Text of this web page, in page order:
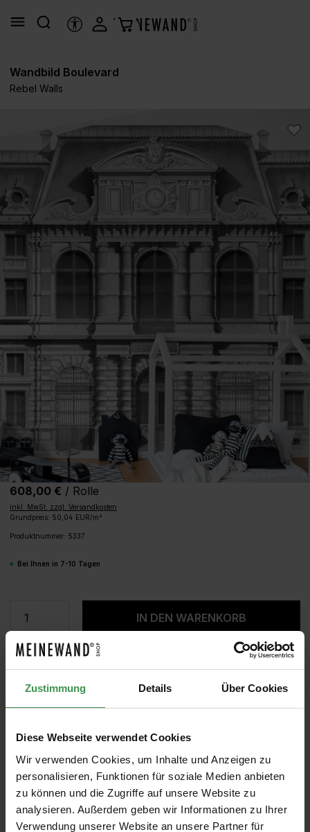
Zustimmung Details Über Cookies
Diese Webseite verwendet Cookies
Wir verwenden Cookies, um Inhalte und Anzeigen zu
personalisieren, Funktionen für soziale Medien anbieten
zu können und die Zugriffe auf unsere Website zu
analysieren. Außerdem geben wir Informationen zu Ihrer
Verwendung unserer Website an unsere Partner für
springen
HILFSTOOLS
Wandbild Boulevard
Rebel Walls
608,00 € / Rolle
inkl. MwSt. zzgl. Versandkosten
Grundpreis: 50,04 EUR/m²
Produktnummer: 5337
Bei Ihnen in 7-10 Tagen
Produkt Anzahl: Gib den gewünschten
IN DEN WARENKORB
MUSTER ROLLEN BERECHNEN
Empfohlenes Zubehör